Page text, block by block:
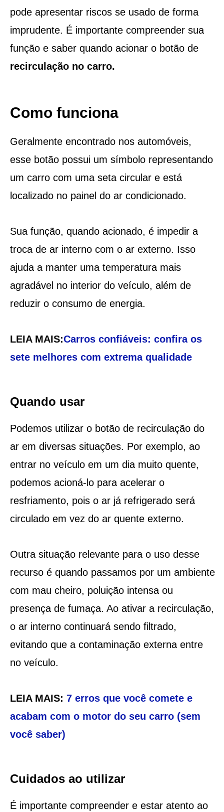
pode apresentar riscos se usado de forma
imprudente. É importante compreender sua
função e saber quando acionar o botão de
recirculação no carro.
Como funciona
Geralmente encontrado nos automóveis,
esse botão possui um símbolo representando
um carro com uma seta circular e está
localizado no painel do ar condicionado.
Sua função, quando acionado, é impedir a
troca de ar interno com o ar externo. Isso
ajuda a manter uma temperatura mais
agradável no interior do veículo, além de
reduzir o consumo de energia.
LEIA MAIS:Carros confiáveis: confira os
sete melhores com extrema qualidade
Quando usar
Podemos utilizar o botão de recirculação do
ar em diversas situações. Por exemplo, ao
entrar no veículo em um dia muito quente,
podemos acioná-lo para acelerar o
resfriamento, pois o ar já refrigerado será
circulado em vez do ar quente externo.
Outra situação relevante para o uso desse
recurso é quando passamos por um ambiente
com mau cheiro, poluição intensa ou
presença de fumaça. Ao ativar a recirculação,
o ar interno continuará sendo filtrado,
evitando que a contaminação externa entre
no veículo.
LEIA MAIS: 7 erros que você comete e
acabam com o motor do seu carro (sem
você saber)
Cuidados ao utilizar
É importante compreender e estar atento ao